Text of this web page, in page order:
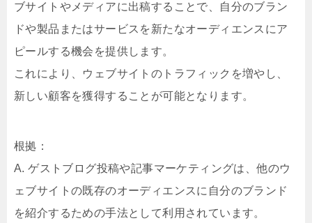
ブサイトやメディアに出稿することで、自分のブラン
ドや製品またはサービスを新たなオーディエンスにア
ピールする機会を提供します。
これにより、ウェブサイトのトラフィックを増やし、
新しい顧客を獲得することが可能となります。
根拠：
A. ゲストブログ投稿や記事マーケティングは、他のウ
ェブサイトの既存のオーディエンスに自分のブランド
を紹介するための手法として利用されています。